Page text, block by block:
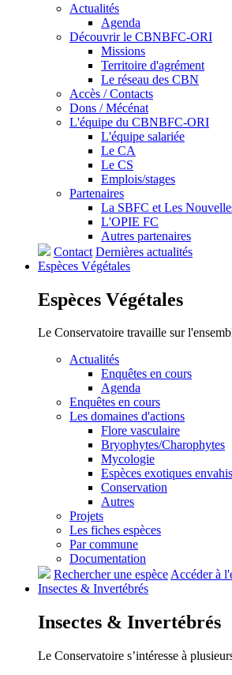
Actualités
Agenda
Découvrir le CBNBFC-ORI
Missions
Territoire d'agrément
Le réseau des CBN
Accès / Contacts
Dons / Mécénat
L'équipe du CBNBFC-ORI
L'équipe salariée
Le CA
Le CS
Emplois/stages
Partenaires
La SBFC et Les
L'OPIE FC
Autres partenaires
Contact Dernières actualités
Espèces Végétales
Espèces Végétales
Le Conservatoire travaille sur
Actualités
Enquêtes en cours
Agenda
Enquêtes en cours
Les domaines d'actions
Flore vasculaire
Bryophytes/Charophytes
Mycologie
Espèces exotiques
Conservation
Autres
Projets
Les fiches espèces
Par commune
Documentation
Rechercher une espèceAccéder à
Insectes & Invertébrés
Insectes & Invertébrés
Le Conservatoire s’intéresse à